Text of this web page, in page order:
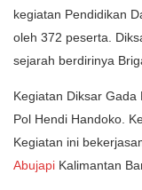
kegiatan Pendidikan
oleh 372 peserta.
sejarah berdirinya
Kegiatan Diksar
Pol Hendi Handoko.
Kegiatan ini
Abujapi Kalimantan